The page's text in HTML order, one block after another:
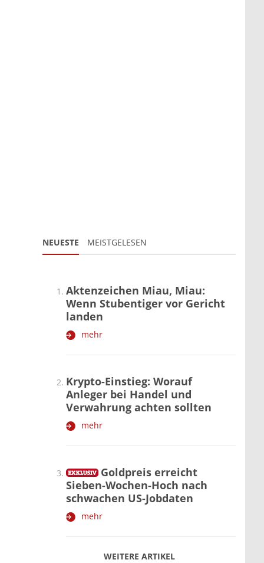
NEUESTE MEISTGELESEN
WEITERE ARTIKEL
zurückweiter
Aktenzeichen Miau, Miau:
Wenn Stubentiger vor Gericht
landen
mehr
Krypto-Einstieg: Worauf
Anleger bei Handel und
Verwahrung achten sollten
mehr
Goldpreis erreicht
Sieben-Wochen-Hoch nach
schwachen US-Jobdaten
mehr